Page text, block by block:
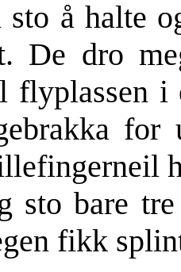
sto å halte
De dro
flyplassen i
for
sto bare
fikk